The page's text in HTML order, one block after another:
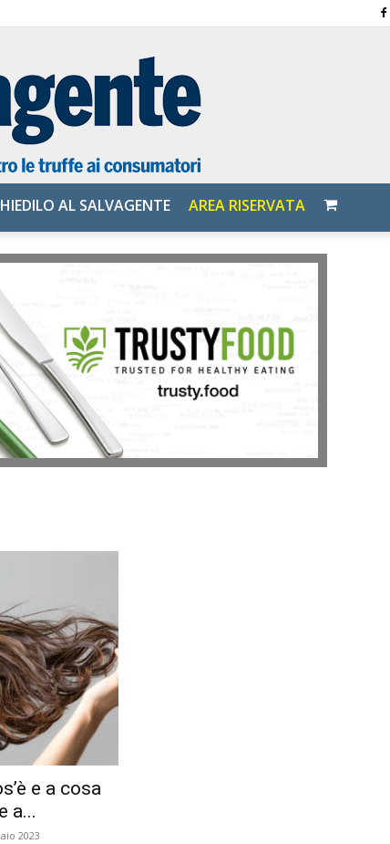
AL SALVAGENTE AREA RISERVATA
e a cosa
a...
2023